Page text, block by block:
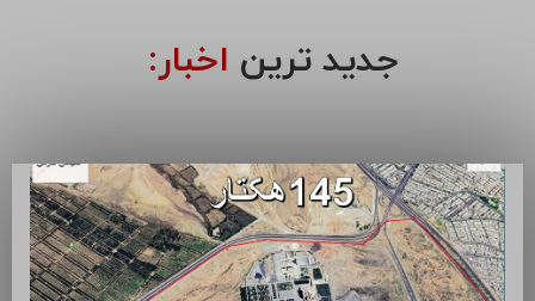
جدید ترین اخبار: